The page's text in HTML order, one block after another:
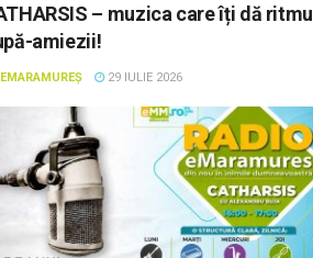
– muzica care îți dă ritmul
amiezii!
EMARAMUREȘ 29 IULIE 2026